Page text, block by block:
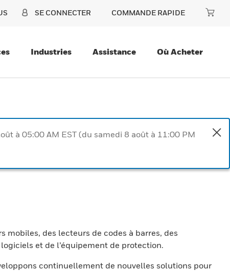
SE CONNECTER COMMANDE RAPIDE
Industries Assistance Où Acheter
à 05:00 AM EST (du samedi 8 août à 11:00 PM
des lecteurs de codes à barres, des
et de l’équipement de protection.
continuellement de nouvelles solutions pour